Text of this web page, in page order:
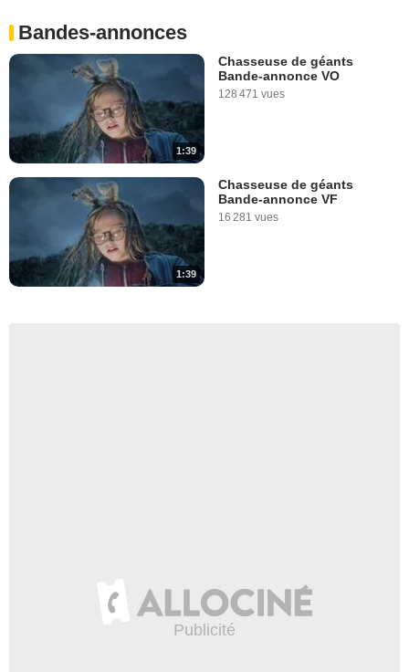
Bandes-annonces
1:39
Chasseuse de géants
Bande-annonce VO
128 471 vues
1:39
Chasseuse de géants
Bande-annonce VF
16 281 vues